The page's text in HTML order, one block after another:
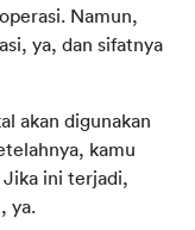
Namun,
ya, dan sifatnya
akan digunakan
kamu
Jika ini terjadi,
ya.